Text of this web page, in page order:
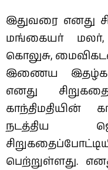
இதுவரை எனது
மங்கையர்
கொலுசு,
இணைய
எனது
நடத்திய
பெற்றுள்ளது.